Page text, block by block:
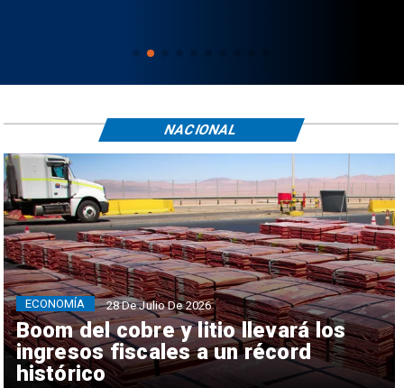
Boom del cobre y litio llevará los
ingresos fiscales a un récord
histórico
ECONOMÍA 28 De Julio De 2026
NACIONAL